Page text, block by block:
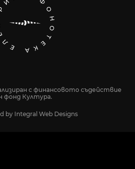
с финансовото съдействие
фонд Култура.
by Integral Web Designs